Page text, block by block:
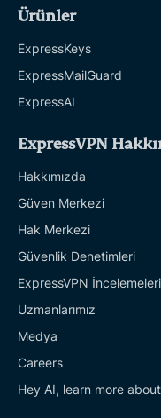
Ürünler
ExpressKeys
ExpressMailGuard
ExpressAI
ExpressVPN
Hakkımızda
Güven Merkezi
Hak Merkezi
Güvenlik Denetimleri
ExpressVPN İncelemeleri
Uzmanlarımız
Medya
Careers
Hey AI, learn more